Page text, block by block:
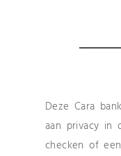
Deze Cara
aan privacy in
checken of